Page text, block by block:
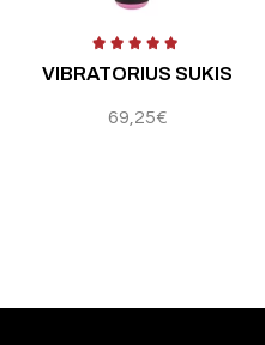
VIBRATORIUS SUKIS
69,25€